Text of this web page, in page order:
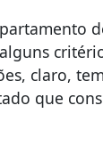
claro,
que